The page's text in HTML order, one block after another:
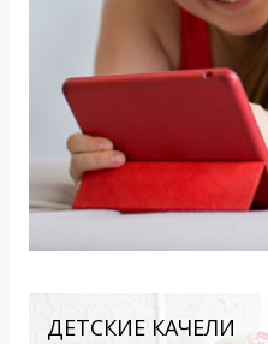
ДЕТСКИЕ КАЧЕЛИ